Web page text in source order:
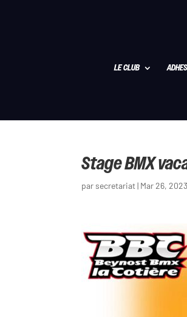
LE CLUB
Stage BMX
par secretariat| Mar 26, 2023